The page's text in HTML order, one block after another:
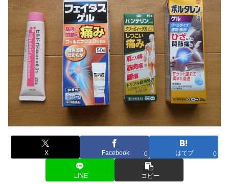
X Facebook 0 はてブ 0
LINE コピー